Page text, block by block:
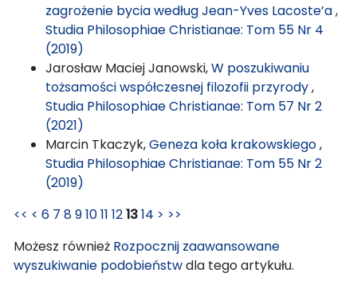
zagrożenie bycia według Jean-Yves Lacoste’a,
Studia Philosophiae Christianae: Tom 55 Nr 4
(2019)
Jarosław Maciej Janowski,W poszukiwaniu
tożsamości współczesnej filozofii przyrody,
Studia Philosophiae Christianae: Tom 57 Nr 2
(2021)
Marcin Tkaczyk,Geneza koła krakowskiego,
Studia Philosophiae Christianae: Tom 55 Nr 2
(2019)
<< < 6 7 891011 121314 > >>
Możesz również Rozpocznij zaawansowane
wyszukiwanie podobieństwdla tego artykułu.